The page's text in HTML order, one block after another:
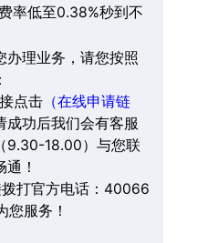
率低至0.38%秒到不
办理业务，请您按照
点击（在线申请链
成功后我们会有客服
9.30-18.00）与您联
！
打官方电话：40066
服务！